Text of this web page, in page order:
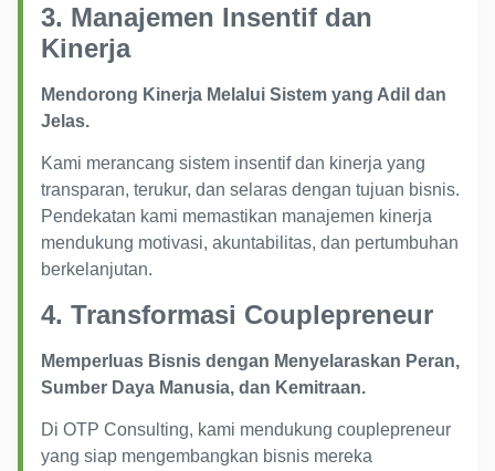
3. Manajemen Insentif dan
Kinerja
Mendorong Kinerja Melalui Sistem yang Adil dan
Jelas.
Kami merancang sistem insentif dan kinerja yang
transparan, terukur, dan selaras dengan tujuan bisnis.
Pendekatan kami memastikan manajemen kinerja
mendukung motivasi, akuntabilitas, dan pertumbuhan
berkelanjutan.
4. Transformasi Couplepreneur
Memperluas Bisnis dengan Menyelaraskan Peran,
Sumber Daya Manusia, dan Kemitraan.
Di OTP Consulting, kami mendukung couplepreneur
yang siap mengembangkan bisnis mereka